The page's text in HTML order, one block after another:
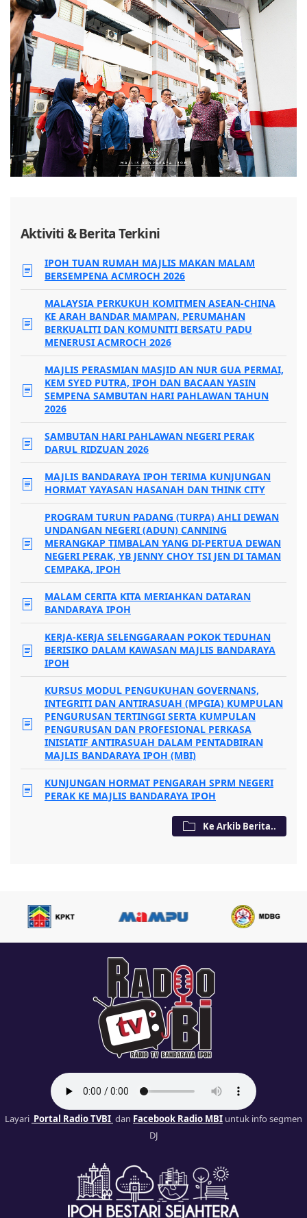
Aktiviti & Berita Terkini
IPOH TUAN RUMAH MAJLIS MAKAN MALAM
BERSEMPENA ACMROCH 2026
MALAYSIA PERKUKUH KOMITMEN ASEAN-CHINA
KE ARAH BANDAR MAMPAN, PERUMAHAN
BERKUALITI DAN KOMUNITI BERSATU PADU
MENERUSI ACMROCH 2026
MAJLIS PERASMIAN MASJID AN NUR GUA PERMAI,
KEM SYED PUTRA, IPOH DAN BACAAN YASIN
SEMPENA SAMBUTAN HARI PAHLAWAN TAHUN
2026
SAMBUTAN HARI PAHLAWAN NEGERI PERAK
DARUL RIDZUAN 2026
MAJLIS BANDARAYA IPOH TERIMA KUNJUNGAN
HORMAT YAYASAN HASANAH DAN THINK CITY
PROGRAM TURUN PADANG (TURPA) AHLI DEWAN
UNDANGAN NEGERI (ADUN) CANNING
MERANGKAP TIMBALAN YANG DI-PERTUA DEWAN
NEGERI PERAK, YB JENNY CHOY TSI JEN DI TAMAN
CEMPAKA, IPOH
MALAM CERITA KITA MERIAHKAN DATARAN
BANDARAYA IPOH
KERJA-KERJA SELENGGARAAN POKOK TEDUHAN
BERISIKO DALAM KAWASAN MAJLIS BANDARAYA
IPOH
KURSUS MODUL PENGUKUHAN GOVERNANS,
INTEGRITI DAN ANTIRASUAH (MPGIA) KUMPULAN
PENGURUSAN TERTINGGI SERTA KUMPULAN
PENGURUSAN DAN PROFESIONAL PERKASA
INISIATIF ANTIRASUAH DALAM PENTADBIRAN
MAJLIS BANDARAYA IPOH (MBI)
KUNJUNGAN HORMAT PENGARAH SPRM NEGERI
PERAK KE MAJLIS BANDARAYA IPOH
Ke Arkib Berita..
Layari Portal Radio TVBI dan Facebook Radio MBI untuk info segmen
DJ